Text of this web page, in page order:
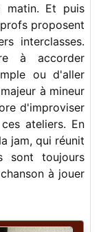
matin. Et puis
proposent
interclasses.
à accorder
ou d'aller
à mineur
d'improviser
ateliers. En
jam, qui réunit
sont toujours
à jouer